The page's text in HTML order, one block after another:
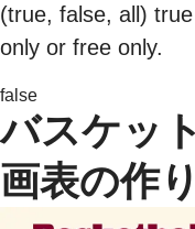
(true, false, all)
only or free only.
false
バスケッ
画表の作